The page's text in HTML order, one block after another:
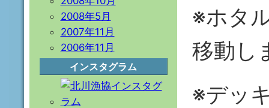
※ホタ
移動し
※デッ
2008年5月
2007年11月
2006年11月
インスタグラム